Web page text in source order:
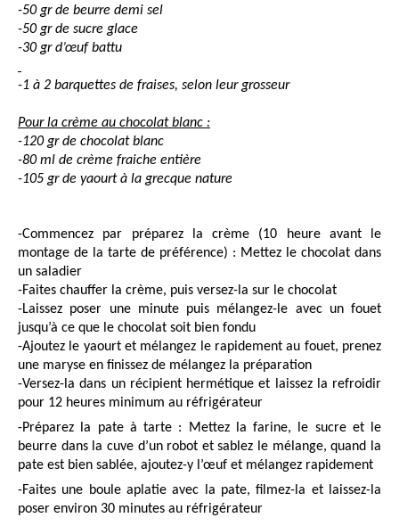
-50 gr de beurre demi sel
-50 gr de sucre glace
-30 gr d’œuf battu
-1 à 2 barquettes de fraises, selon leur grosseur
Pour la crème au chocolat blanc :
-120 gr de chocolat blanc
-80 ml de crème fraiche entière
-105 gr de yaourt à la grecque nature
-Commencez par préparez la crème (10 heure avant le
montage de la tarte de préférence) : Mettez le chocolat dans
un saladier
-Faites chauffer la crème, puis versez-la sur le chocolat
-Laissez poser une minute puis mélangez-le avec un fouet
jusqu’à ce que le chocolat soit bien fondu
-Ajoutez le yaourt et mélangez le rapidement au fouet, prenez
une maryse en finissez de mélangez la préparation
-Versez-la dans un récipient hermétique et laissez la refroidir
pour 12 heures minimum au réfrigérateur
-Préparez la pate à tarte : Mettez la farine, le sucre et le
beurre dans la cuve d’un robot et sablez le mélange, quand la
pate est bien sablée, ajoutez-y l’œuf et mélangez rapidement
-Faites une boule aplatie avec la pate, filmez-la et laissez-la
poser environ 30 minutes au réfrigérateur